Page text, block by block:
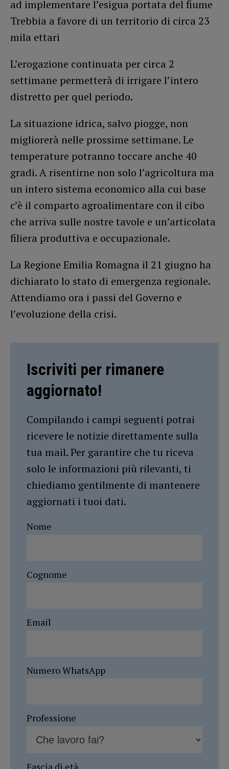
ad implementare l’esigua portata del fiume
Trebbia a favore di un territorio di circa 23
mila ettari
L’erogazione continuata per circa 2
settimane permetterà di irrigare l’intero
distretto per quel periodo.
La situazione idrica, salvo piogge, non
migliorerà nelle prossime settimane. Le
temperature potranno toccare anche 40
gradi. A risentirne non solo l’agricoltura ma
un intero sistema economico alla cui base
c’è il comparto agroalimentare con il cibo
che arriva sulle nostre tavole e un’articolata
filiera produttiva e occupazionale.
La Regione Emilia Romagna il 21 giugno ha
dichiarato lo stato di emergenza regionale.
Attendiamo ora i passi del Governo e
l’evoluzione della crisi.
Iscriviti per rimanere
aggiornato!
Compilando i campi seguenti potrai
ricevere le notizie direttamente sulla
tua mail. Per garantire che tu riceva
solo le informazioni più rilevanti, ti
chiediamo gentilmente di mantenere
aggiornati i tuoi dati.
Nome
Cognome
Email
Numero WhatsApp
Professione
Fascia di età